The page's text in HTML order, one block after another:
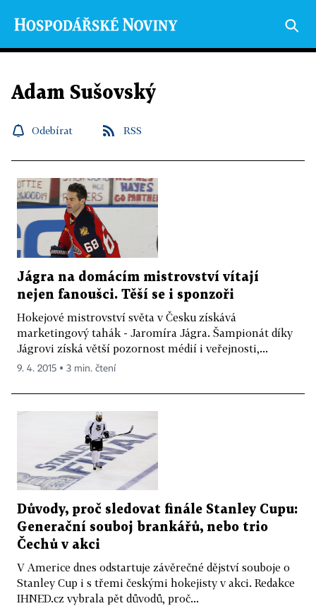
Adam Sušovský
Odebírat RSS
Jágra na domácím mistrovství vítají
nejen fanoušci. Těší se i sponzoři
Hokejové mistrovství světa v Česku získává
marketingový tahák - Jaromíra Jágra. Šampionát díky
Jágrovi získá větší pozornost médií i veřejnosti,...
9. 4. 2015 ▪ 3 min. čtení
Důvody, proč sledovat finále Stanley Cupu:
Generační souboj brankářů, nebo trio
Čechů v akci
V Americe dnes odstartuje závěrečné dějství souboje o
Stanley Cup i s třemi českými hokejisty v akci. Redakce
IHNED.cz vybrala pět důvodů, proč...